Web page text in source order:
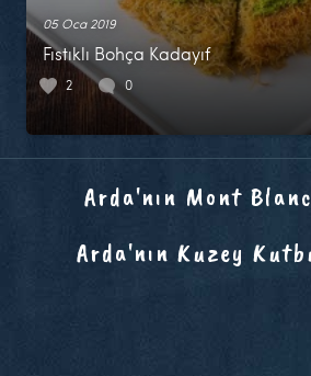
05 Oca 2019
Fıstıklı Bohça Kadayıf
2 0
Arda'nın Mont
Arda'nın Kuzey